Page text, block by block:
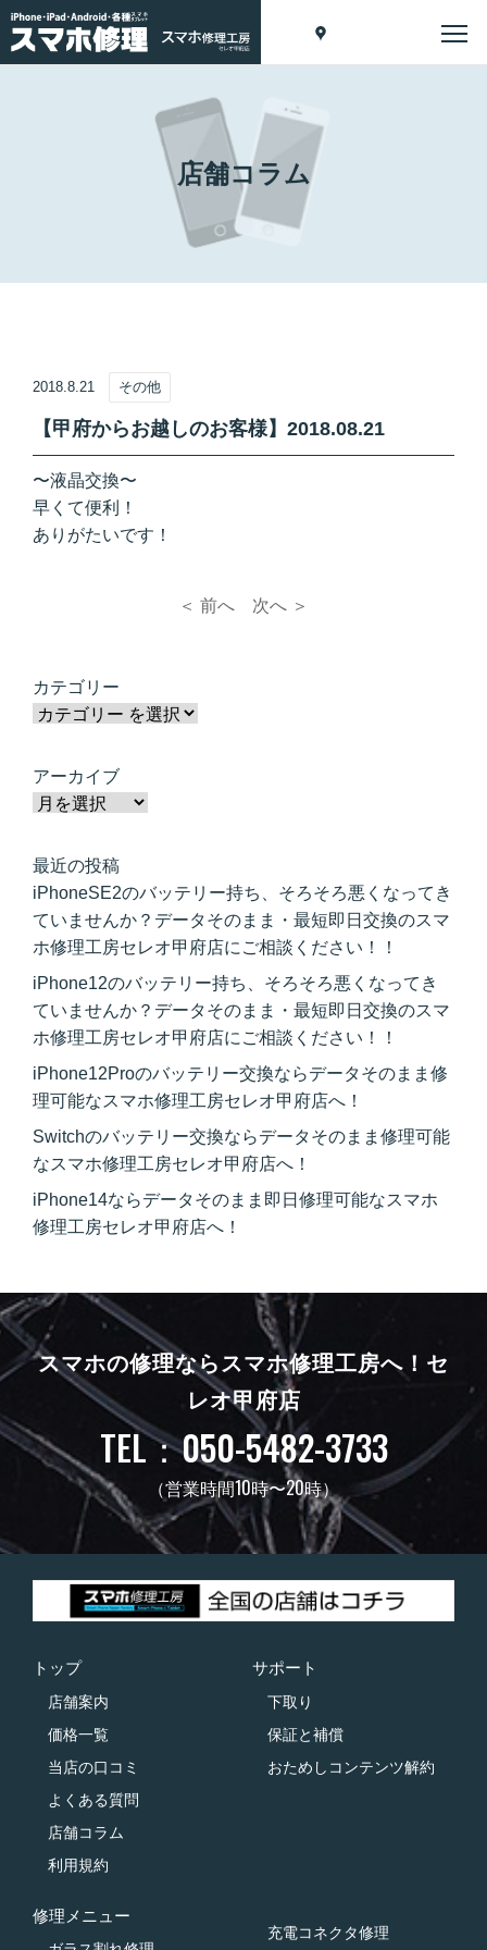
店舗コラム
2018.8.21 その他
【甲府からお越しのお客様】2018.08.21
〜液晶交換〜
早くて便利！
ありがたいです！
＜ 前へ 次へ ＞
カテゴリー
アーカイブ
最近の投稿
iPhoneSE2のバッテリー持ち、そろそろ悪くなってき
ていませんか？データそのまま・最短即日交換のスマ
ホ修理工房セレオ甲府店にご相談ください！！
iPhone12のバッテリー持ち、そろそろ悪くなってき
ていませんか？データそのまま・最短即日交換のスマ
ホ修理工房セレオ甲府店にご相談ください！！
iPhone12Proのバッテリー交換ならデータそのまま修
理可能なスマホ修理工房セレオ甲府店へ！
Switchのバッテリー交換ならデータそのまま修理可能
なスマホ修理工房セレオ甲府店へ！
iPhone14ならデータそのまま即日修理可能なスマホ
修理工房セレオ甲府店へ！
スマホの修理ならスマホ修理工房へ！ セ
レオ甲府店
TEL：050-5482-3733
（営業時間10時〜20時）
トップ
店舗案内
価格一覧
当店の口コミ
よくある質問
店舗コラム
利用規約
サポート
下取り
保証と補償
おためしコンテンツ解約
修理メニュー
充電コネクタ修理